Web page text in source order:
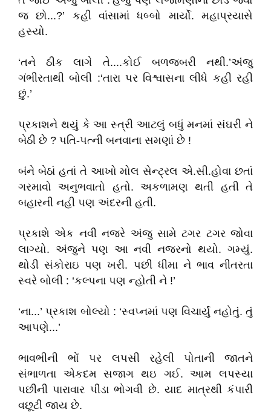
જ છો...?’ કહી વાંસામાં ધબ્બો માર્યો. મહાપ્રયાસે
હસ્યો.
‘તને ઠીક લાગે તે....કોઈ બળજબરી નથી.’અંજુ
ગંભીરતાથી બોલી :‘તારા પર વિશ્વાસના લીધે કહી રહી
છું.’
પ્રકાશને થયું કે આ સ્ત્રી આટલું બધું મનમાં સંઘરી ને
બેઠી છે ? પતિ-પત્ની બનવાના સમણાં છે !
બંને બેઠાં હતાં તે આખો મોલ સેન્ટ્રલ એ.સી.હોવા છતાં
ગરમાવો અનુભવાતો હતો. અકળામણ થતી હતી તે
બહારની નહી પણ અંદરની હતી.
પ્રકાશે એક નવી નજરે અંજુ સામે ટગર ટગર જોવા
લાગ્યો. અંજુને પણ આ નવી નજરનો થયો. ગમ્યું.
થોડી સંકોરાઇ પણ ખરી. પછી ધીમા ને ભાવ નીતરતા
સ્વરે બોલી : ‘કલ્પના પણ ન્હોતી ને !’
‘ના...’ પ્રકાશ બોલ્યો : ‘સ્વપ્નમાં પણ વિચાર્યું નહોતું. તું
આપણે...’
ભાવભીની ભોં પર લપસી રહેલી પોતાની જાતને
સંભાળતા એકદમ સજાગ થઇ ગઈ. આમ લપસ્યા
પછીની પારાવાર પીડા ભોગવી છે. યાદ માત્રથી કંપારી
વછૂટી જાય છે.